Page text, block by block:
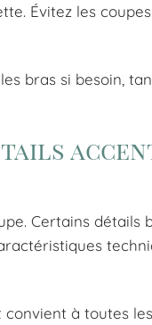
Évitez les
bras si besoin,
Certains détails
à toutes